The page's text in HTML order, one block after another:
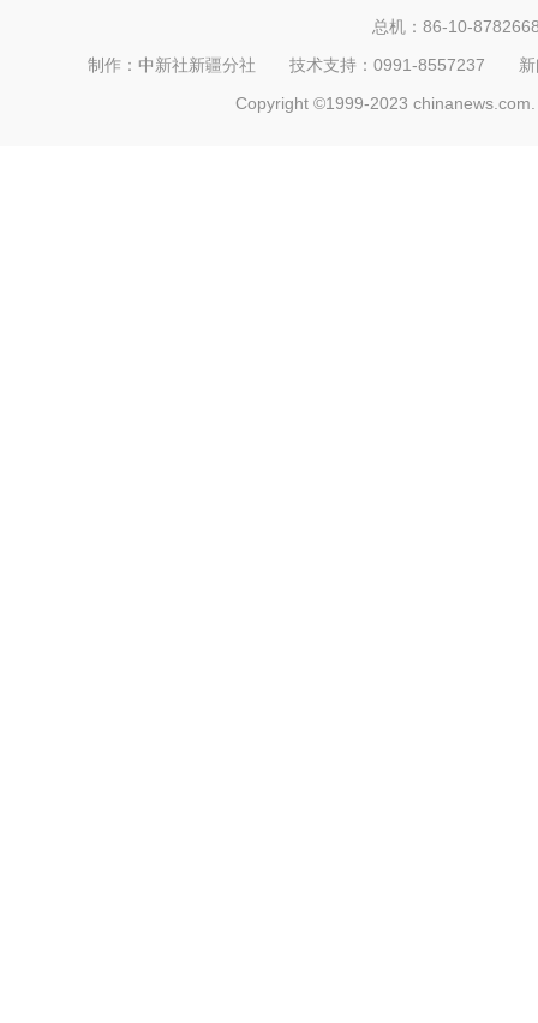
总机：86-10-
制作：中新社新疆分社 技术支持：0991-8557237
Copyright ©1999-2023